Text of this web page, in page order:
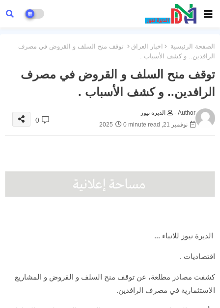
الصفحة الرئيسية اخبار العراق
توقف منح السلف و القروض في مصرف
الرافدين.. و كشف الأسباب .
توقف منح السلف و القروض في مصرف
الرافدين.. و كشف الأسباب .
Author -
الديرة نيوز
نوفمبر 21, 2025
0 minute read
0
الديرة نيوز للانباء ...
اقتصاديات .
كشفت مصادر مطلعة، عن توقف منح السلف و القروض و المشاريع
الاستثمارية في مصرف الرافدين.